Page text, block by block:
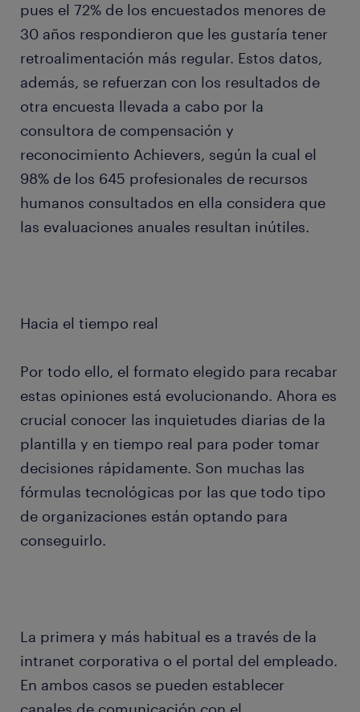
pues el 72% de los encuestados menores de
30 años respondieron que les gustaría tener
retroalimentación más regular. Estos datos,
además, se refuerzan con los resultados de
otra encuesta llevada a cabo por la
consultora de com­pensación y
reconocimiento Achievers, según la cual el
98% de los 645 profesionales de recursos
humanos consultados en ella considera que
las evaluaciones anuales resultan inútiles.
Hacia el tiempo real
Por todo ello, el formato elegido para recabar
estas opiniones está evolucionando. Ahora es
crucial conocer las inquietudes diarias de la
plantilla y en tiempo real para poder tomar
decisiones rápidamente. Son muchas las
fórmulas tecnológicas por las que todo tipo
de organiza­ciones están optando para
conseguirlo.
La primera y más habitual es a través de la
intranet corporativa o el portal del empleado.
En ambos casos se pueden establecer